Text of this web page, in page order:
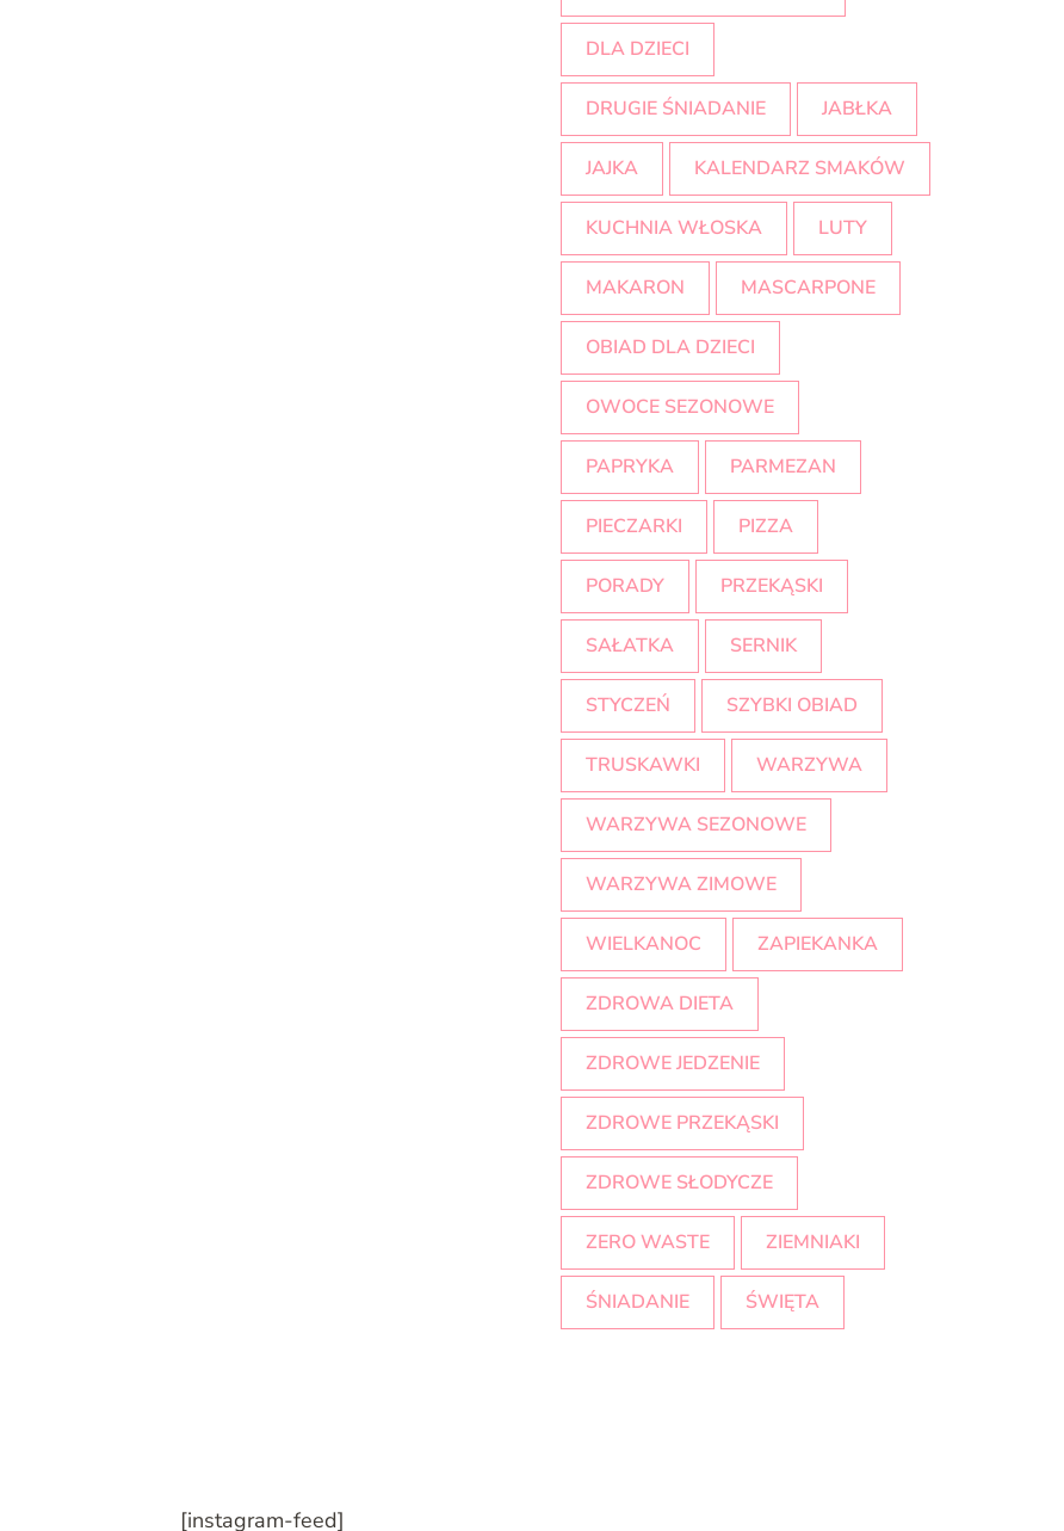
DLA DZIECI
DRUGIE ŚNIADANIE JABŁKA
JAJKA KALENDARZ SMAKÓW
KUCHNIA WŁOSKA LUTY
MAKARON MASCARPONE
OBIAD DLA DZIECI
OWOCE SEZONOWE
PAPRYKA PARMEZAN
PIECZARKI PIZZA
PORADY PRZEKĄSKI
SAŁATKA SERNIK
STYCZEŃ SZYBKI OBIAD
TRUSKAWKI WARZYWA
WARZYWA SEZONOWE
WARZYWA ZIMOWE
WIELKANOC ZAPIEKANKA
ZDROWA DIETA
ZDROWE JEDZENIE
ZDROWE PRZEKĄSKI
ZDROWE SŁODYCZE
ZERO WASTE ZIEMNIAKI
ŚNIADANIE ŚWIĘTA
[instagram-feed]